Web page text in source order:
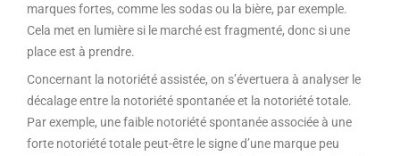
marques fortes, comme les sodas ou la bière, par exemple.
Cela met en lumière si le marché est fragmenté, donc si une
place est à prendre.
Concernant la notoriété assistée, on s’évertuera à analyser le
décalage entre la notoriété spontanée et la notoriété totale.
Par exemple, une faible notoriété spontanée associée à une
forte notoriété totale peut-être le signe d’une marque peu